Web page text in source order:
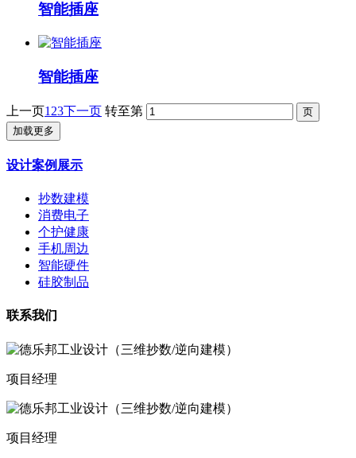
智能插座
智能插座
上一页1 23下一页 转至第
加载更多
设计案例展示
抄数建模
消费电子
个护健康
手机周边
智能硬件
硅胶制品
联系我们
项目经理
项目经理